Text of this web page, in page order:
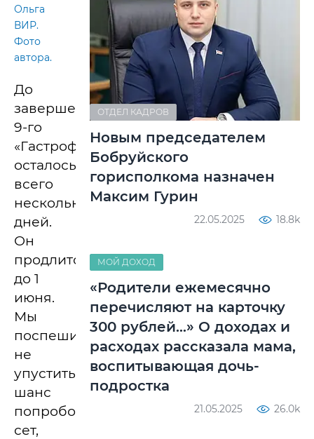
Ольга
ВИР.
Фото
автора.
До
завершения
9-го
«Гастрофеста»
осталось
всего
несколько
дней.
Он
продлится
до 1
июня.
Мы
поспешили
не
упустить
шанс
попробовать
сет,
ОТДЕЛ КАДРОВ
Новым председателем
Бобруйского
горисполкома назначен
Максим Гурин
22.05.2025 18.8k
МОЙ ДОХОД
«Родители ежемесячно
перечисляют на карточку
300 рублей…» О доходах и
расходах рассказала мама,
воспитывающая дочь-
подростка
21.05.2025 26.0k